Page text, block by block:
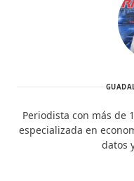
Periodista con más de
especializada en
datos